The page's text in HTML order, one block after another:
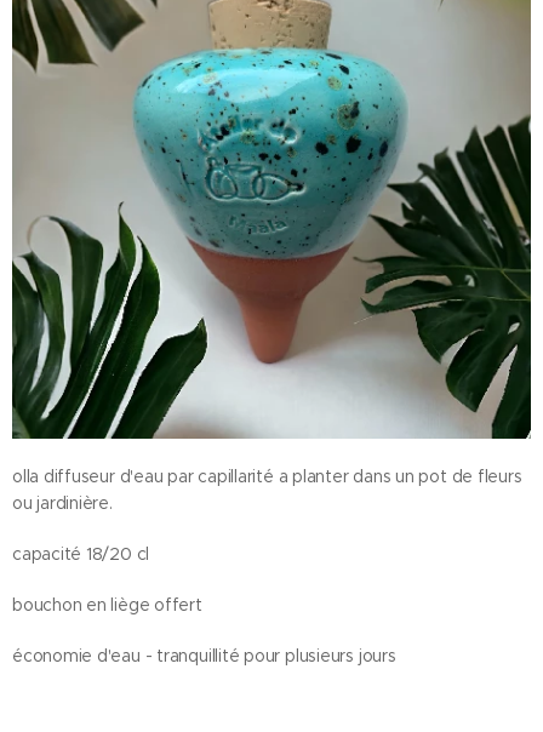
olla diffuseur d'eau par capillarité a planter dans un pot de fleurs
ou jardinière.
capacité 18/20 cl
bouchon en liège offert
économie d'eau - tranquillité pour plusieurs jours